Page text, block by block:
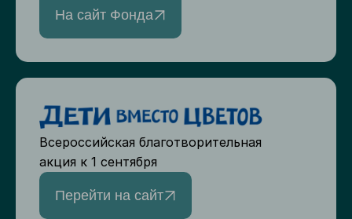
На сайт Фонда
Всероссийская благотворительная
акция к 1 сентября
Перейти на сайт